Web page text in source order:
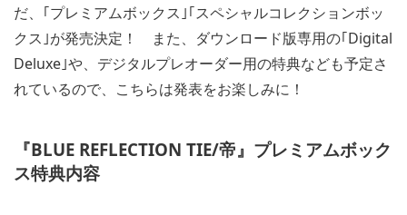
だ、｢プレミアムボックス｣｢スペシャルコレクションボッ
クス｣が発売決定！ また、ダウンロード版専用の｢Digital
Deluxe｣や、デジタルプレオーダー用の特典なども予定さ
れているので、こちらは発表をお楽しみに！
『BLUE REFLECTION TIE/帝』プレミアムボック
ス特典内容